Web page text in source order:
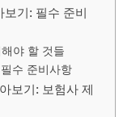
기: 필수 준비
야 할 것들
수 준비사항
보기: 보험사 제